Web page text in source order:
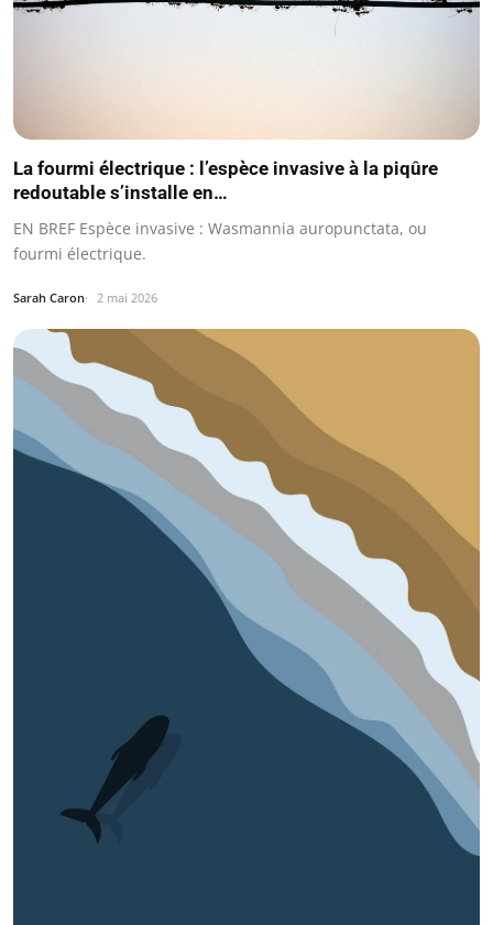
La fourmi électrique : l’espèce invasive à la piqûre
redoutable s’installe en…
EN BREF Espèce invasive : Wasmannia auropunctata, ou
fourmi électrique.
Sarah Caron 2 mai 2026